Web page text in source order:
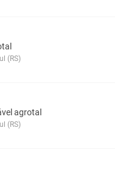
(RS)
agrotal
(RS)